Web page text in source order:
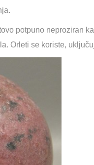
potpuno neproziran
Orleti se koriste,